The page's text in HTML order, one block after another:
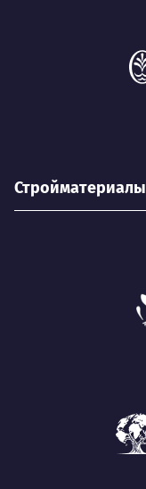
Стройматериалы